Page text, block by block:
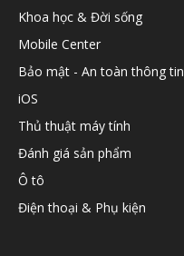
Khoa học & Đời sống
Mobile Center
Bảo mật - An toàn thông tin
iOS
Thủ thuật máy tính
Đánh giá sản phẩm
Ô tô
Điện thoại & Phụ kiện